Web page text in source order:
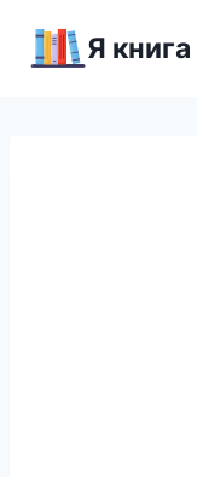
Я книга